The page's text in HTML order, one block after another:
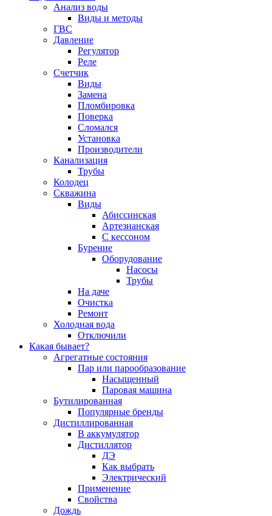
Анализ воды
Виды и методы
ГВС
Давление
Регулятор
Реле
Счетчик
Виды
Замена
Пломбировка
Поверка
Сломался
Установка
Производители
Канализация
Трубы
Колодец
Скважина
Виды
Абиссинская
Артезианская
С кессоном
Бурение
Оборудование
Насосы
Трубы
На даче
Очистка
Ремонт
Холодная вода
Отключили
Какая бывает?
Агрегатные состояния
Пар или парообразование
Насыщенный
Паровая машина
Бутилированная
Популярные бренды
Дистиллированная
В аккумулятор
Дистиллятор
ДЭ
Как выбрать
Электрический
Применение
Свойства
Дождь